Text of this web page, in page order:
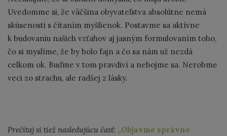
Uvedomme si, že väčšina obyvateľstva absolútne nemá
skúsenosti s čítaním myšlienok. Postavme sa aktívne
k budovaniu našich vzťahov aj jasným formulovaním toho,
čo si myslíme, že by bolo fajn a čo sa nám už nezdá
celkom ok. Buďme v tom pravdiví a nebojme sa. Nerobme
veci zo strachu, ale radšej z lásky.
Prečítaj si tiež nasledujúcu časť: „Objavme správne